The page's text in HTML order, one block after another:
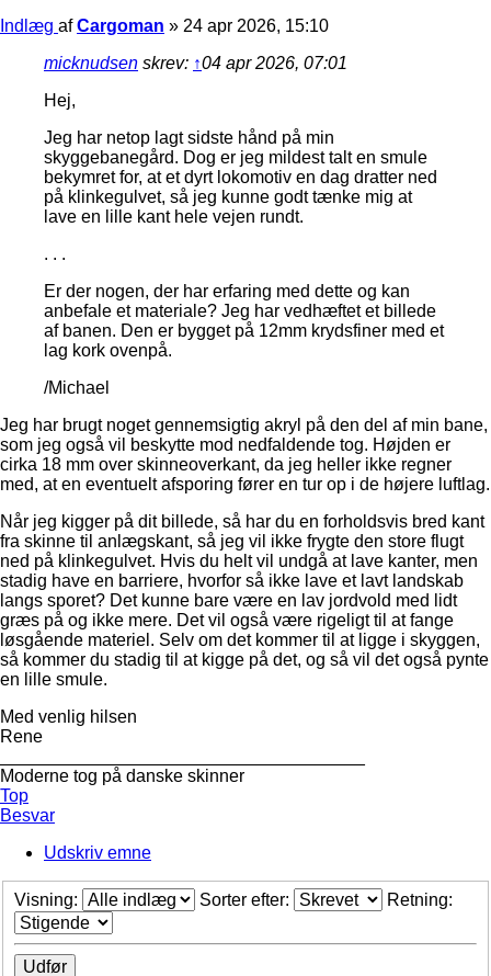
Indlæg afCargoman » 24 apr 2026, 15:10
micknudsen skrev: ↑04 apr 2026, 07:01
Hej,
Jeg har netop lagt sidste hånd på min
skyggebanegård. Dog er jeg mildest talt en smule
bekymret for, at et dyrt lokomotiv en dag dratter ned
på klinkegulvet, så jeg kunne godt tænke mig at
lave en lille kant hele vejen rundt.
. . .
Er der nogen, der har erfaring med dette og kan
anbefale et materiale? Jeg har vedhæftet et billede
af banen. Den er bygget på 12mm krydsfiner med et
lag kork ovenpå.
/Michael
Jeg har brugt noget gennemsigtig akryl på den del af min bane,
som jeg også vil beskytte mod nedfaldende tog. Højden er
cirka 18 mm over skinneoverkant, da jeg heller ikke regner
med, at en eventuelt afsporing fører en tur op i de højere luftlag.
Når jeg kigger på dit billede, så har du en forholdsvis bred kant
fra skinne til anlægskant, så jeg vil ikke frygte den store flugt
ned på klinkegulvet. Hvis du helt vil undgå at lave kanter, men
stadig have en barriere, hvorfor så ikke lave et lavt landskab
langs sporet? Det kunne bare være en lav jordvold med lidt
græs på og ikke mere. Det vil også være rigeligt til at fange
løsgående materiel. Selv om det kommer til at ligge i skyggen,
så kommer du stadig til at kigge på det, og så vil det også pynte
en lille smule.
Med venlig hilsen
Rene
Moderne tog på danske skinner
Top
Besvar
Udskriv emne
Visning: Sorter efter: Retning: